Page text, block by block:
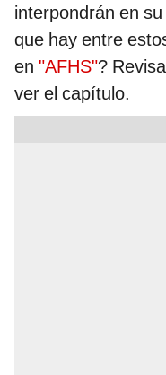
interpondrán en
que hay entre
en "AFHS"?
ver el capítulo.